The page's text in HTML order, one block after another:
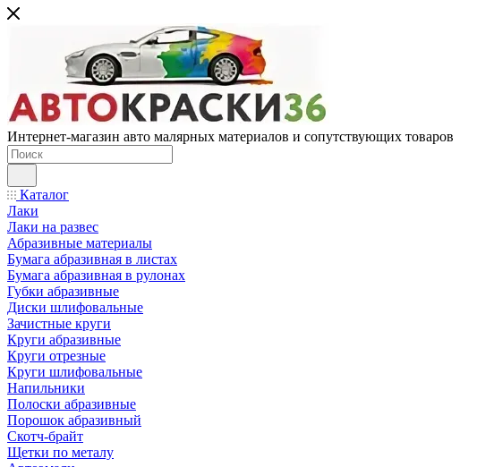
Интернет-магазин авто малярных материалов и сопутствующих товаров
Каталог
Лаки
Лаки на развес
Абразивные материалы
Бумага абразивная в листах
Бумага абразивная в рулонах
Губки абразивные
Диски шлифовальные
Зачистные круги
Круги абразивные
Круги отрезные
Круги шлифовальные
Напильники
Полоски абразивные
Порошок абразивный
Скотч-брайт
Щетки по металу